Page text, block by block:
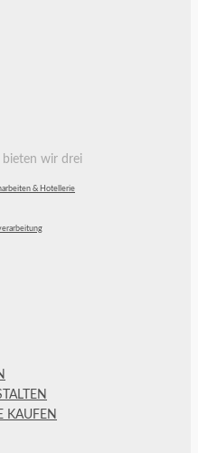
bieten wir drei
& Hotellerie
KAUFEN